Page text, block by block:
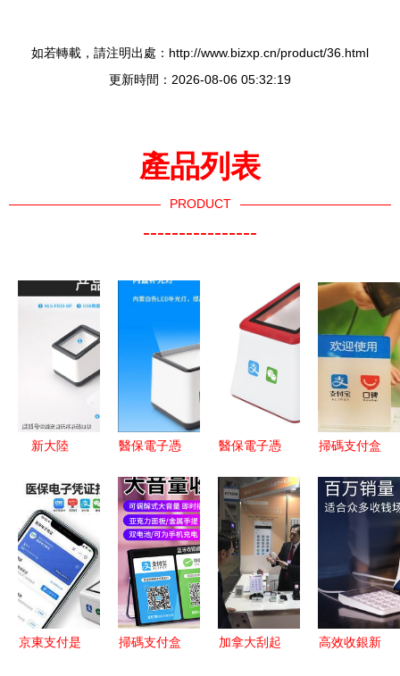
如若轉載，請注明出處：http://www.bizxp.cn/product/36.html
更新時間：2026-08-06 05:32:19
產品列表
PRODUCT
----------------
新大陸
能識別掃碼
盒子 全面
支持社保
卡、健康碼
與支付碼讀
取的高效設
醫保電子憑
盒子 超市
收銀的綠色
專屬快捷通
道
醫保電子憑
盒子 2026
年藥店專用
設備新標桿
掃碼支付盒
為什么支付
擋掃碼槍的
掃描？用戶
的安全困惑
與技術解讀
京東支付是
掃碼支付盒
加拿大刮起
高效收銀新